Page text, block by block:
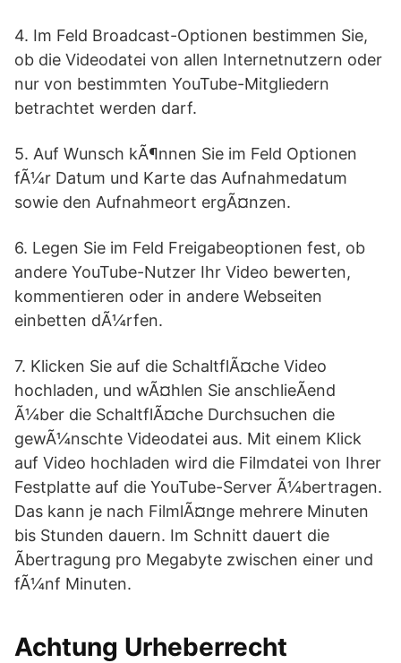
4. Im Feld Broadcast-Optionen bestimmen Sie,
ob die Videodatei von allen Internetnutzern oder
nur von bestimmten YouTube-Mitgliedern
betrachtet werden darf.
5. Auf Wunsch kÃ¶nnen Sie im Feld Optionen
fÃ¼r Datum und Karte das Aufnahmedatum
sowie den Aufnahmeort ergÃ¤nzen.
6. Legen Sie im Feld Freigabeoptionen fest, ob
andere YouTube-Nutzer Ihr Video bewerten,
kommentieren oder in andere Webseiten
einbetten dÃ¼rfen.
7. Klicken Sie auf die SchaltflÃ¤che Video
hochladen, und wÃ¤hlen Sie anschlieÃend
Ã¼ber die SchaltflÃ¤che Durchsuchen die
gewÃ¼nschte Videodatei aus. Mit einem Klick
auf Video hochladen wird die Filmdatei von Ihrer
Festplatte auf die YouTube-Server Ã¼bertragen.
Das kann je nach FilmlÃ¤nge mehrere Minuten
bis Stunden dauern. Im Schnitt dauert die
Ãbertragung pro Megabyte zwischen einer und
fÃ¼nf Minuten.
Achtung Urheberrecht